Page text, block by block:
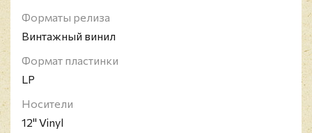
Foreigner, Nektar, ,Daryl Hall &, John Oates и другие.
Форматы релиза
Винтажный винил
Формат пластинки
LP
Носители
12" Vinyl